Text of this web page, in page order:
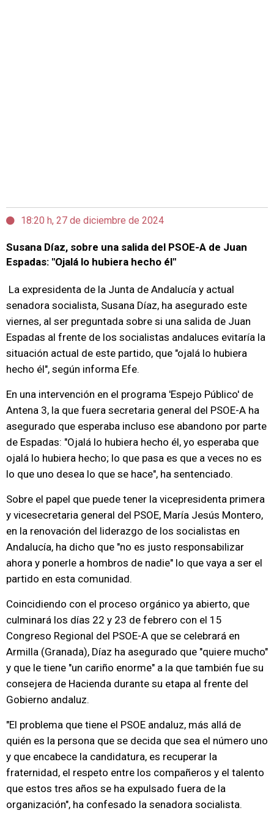
18:20 h, 27 de diciembre de 2024
Susana Díaz, sobre una salida del PSOE-A de Juan
Espadas: "Ojalá lo hubiera hecho él"
La expresidenta de la Junta de Andalucía y actual
senadora socialista, Susana Díaz, ha asegurado este
viernes, al ser preguntada sobre si una salida de Juan
Espadas al frente de los socialistas andaluces evitaría la
situación actual de este partido, que "ojalá lo hubiera
hecho él", según informa Efe.
En una intervención en el programa 'Espejo Público' de
Antena 3, la que fuera secretaria general del PSOE-A ha
asegurado que esperaba incluso ese abandono por parte
de Espadas: "Ojalá lo hubiera hecho él, yo esperaba que
ojalá lo hubiera hecho; lo que pasa es que a veces no es
lo que uno desea lo que se hace", ha sentenciado.
Sobre el papel que puede tener la vicepresidenta primera
y vicesecretaria general del PSOE, María Jesús Montero,
en la renovación del liderazgo de los socialistas en
Andalucía, ha dicho que "no es justo responsabilizar
ahora y ponerle a hombros de nadie" lo que vaya a ser el
partido en esta comunidad.
Coincidiendo con el proceso orgánico ya abierto, que
culminará los días 22 y 23 de febrero con el 15
Congreso Regional del PSOE-A que se celebrará en
Armilla (Granada), Díaz ha asegurado que "quiere mucho"
y que le tiene "un cariño enorme" a la que también fue su
consejera de Hacienda durante su etapa al frente del
Gobierno andaluz.
"El problema que tiene el PSOE andaluz, más allá de
quién es la persona que se decida que sea el número uno
y que encabece la candidatura, es recuperar la
fraternidad, el respeto entre los compañeros y el talento
que estos tres años se ha expulsado fuera de la
organización", ha confesado la senadora socialista.